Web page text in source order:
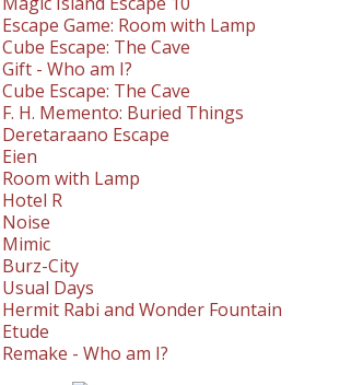
Escape Game: Room with Lamp
Cube Escape: The Cave
Gift - Who am I?
Cube Escape: The Cave
F. H. Memento: Buried Things
Deretaraano Escape
Eien
Room with Lamp
Hotel R
Noise
Mimic
Burz-City
Usual Days
Hermit Rabi and Wonder Fountain
Etude
Remake - Who am I?